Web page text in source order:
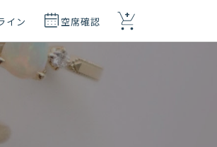
イン 空席確認
+